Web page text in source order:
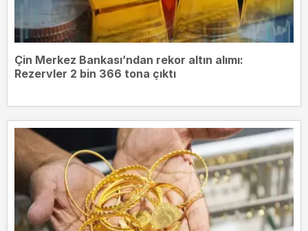
Çin Merkez Bankası’ndan rekor altın alımı:
Rezervler 2 bin 366 tona çıktı